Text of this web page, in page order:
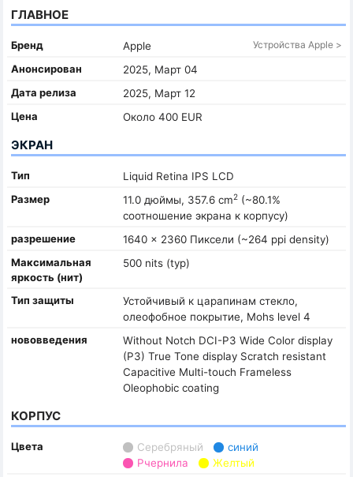
ГЛАВНОЕ
Бренд Apple Устройства Apple >
Анонсирован
2025, Март 04
Дата релиза
2025, Март 12
Цена
Около 400 EUR
ЭКРАН
Тип
Liquid Retina IPS LCD
Размер
11.0 дюймы, 357.6 cm2(~80.1%
соотношение экрана к корпусу)
разрешение
1640 x 2360 Пиксели (~264 ppi density)
Максимальная
яркость (нит)
500 nits (typ)
Тип защиты
Устойчивый к царапинам стекло,
олеофобное покрытие, Mohs level 4
нововведения
Without Notch DCI-P3 Wide Color display
(P3) True Tone display Scratch resistant
Capacitive Multi-touch Frameless
Oleophobic coating
КОРПУС
Цвета Серебряный
синий
Pчернила
Желтый